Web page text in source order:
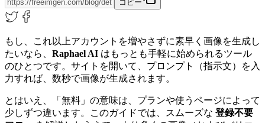
コピー
もし、これ以上アカウントを増やさずに素早く画像を生成し
たいなら、 Raphael AI はもっとも手軽に始められるツール
のひとつです。サイトを開いて、プロンプト（指示文）を入
力すれば、数秒で画像が生成されます。
とはいえ、「無料」の意味は、プランや使うページによって
少しずつ違います。このガイドでは、スムーズな 登録不要